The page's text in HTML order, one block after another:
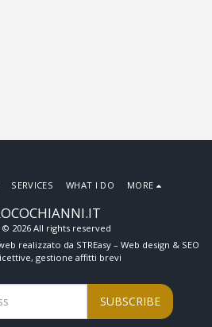
2026 All rights reserved
realizzato da STREasy – Web design & SEO
gestione affitti brevi
SERVICES WHAT I DO MORE
SUBSCRIBE